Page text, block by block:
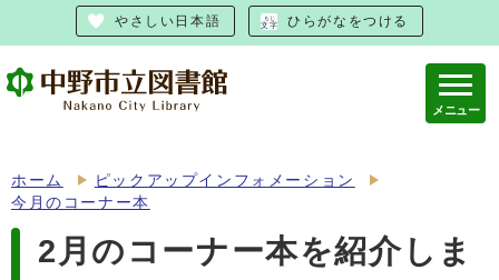
やさしい日本語 ひらがなをつける
メニュー
ホーム
ピックアップインフォメーション
今月のコーナー本
2月のコーナー本を紹介しま